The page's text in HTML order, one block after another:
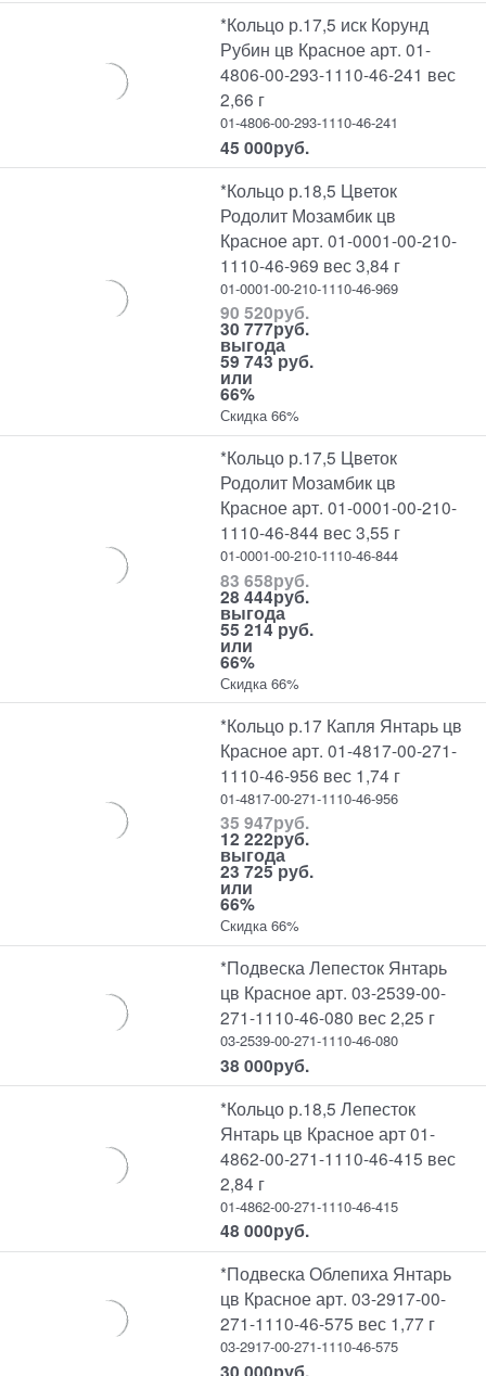
*Кольцо р.17,5 иск Корунд
Рубин цв Красное арт. 01-
4806-00-293-1110-46-241 вес
2,66 г
01-4806-00-293-1110-46-241
45 000руб.
*Кольцо р.18,5 Цветок
Родолит Мозамбик цв
Красное арт. 01-0001-00-210-
1110-46-969 вес 3,84 г
01-0001-00-210-1110-46-969
90 520руб.
30 777руб.
выгода
59 743 руб.
или
66%
Скидка 66%
*Кольцо р.17,5 Цветок
Родолит Мозамбик цв
Красное арт. 01-0001-00-210-
1110-46-844 вес 3,55 г
01-0001-00-210-1110-46-844
83 658руб.
28 444руб.
выгода
55 214 руб.
или
66%
Скидка 66%
*Кольцо р.17 Капля Янтарь цв
Красное арт. 01-4817-00-271-
1110-46-956 вес 1,74 г
01-4817-00-271-1110-46-956
35 947руб.
12 222руб.
выгода
23 725 руб.
или
66%
Скидка 66%
*Подвеска Лепесток Янтарь
цв Красное арт. 03-2539-00-
271-1110-46-080 вес 2,25 г
03-2539-00-271-1110-46-080
38 000руб.
*Кольцо р.18,5 Лепесток
Янтарь цв Красное арт 01-
4862-00-271-1110-46-415 вес
2,84 г
01-4862-00-271-1110-46-415
48 000руб.
*Подвеска Облепиха Янтарь
цв Красное арт. 03-2917-00-
271-1110-46-575 вес 1,77 г
03-2917-00-271-1110-46-575
30 000руб.